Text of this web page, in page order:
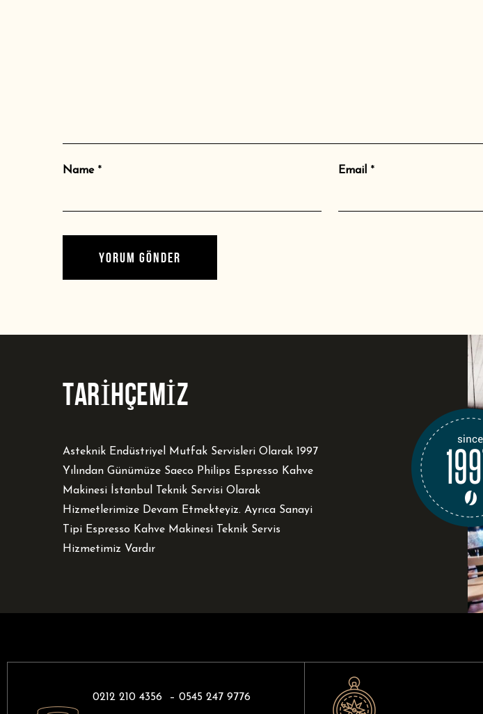
Name * Email *
TARİHÇEMİZ
Asteknik Endüstriyel Mutfak Servisleri Olarak 1997
Yılından Günümüze Saeco Philips Espresso Kahve
Makinesi İstanbul Teknik Servisi Olarak
Hizmetlerimize Devam Etmekteyiz. Ayrıca Sanayi
Tipi Espresso Kahve Makinesi Teknik Servis
Hizmetimiz Vardır
0212 210 4356 – 0545 247 9776